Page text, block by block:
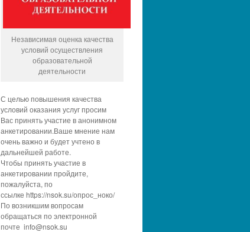
Независимая оценка качества
условий осуществления
образовательной
деятельности
С целью повышения качества
условий оказания услуг просим
Вас принять участие в анонимном
анкетировании.Ваше мнение нам
очень важно и будет учтено в
дальнейшей работе.
Чтобы принять участие в
анкетировании пройдите,
пожалуйста, по
ссылке https://nsok.su/опрос_ноко/
По возникшим вопросам
обращаться по электронной
почте info@nsok.su